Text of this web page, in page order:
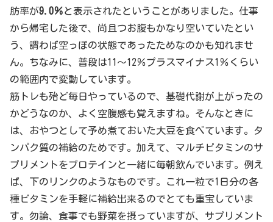
肪率が9.0％と表示されたということがありました。仕事
から帰宅した後で、尚且つお腹もかなり空いていたとい
う、謂わば空っぽの状態であったためなのかも知れませ
ん。ちなみに、普段は11〜12％プラスマイナス1％くらい
の範囲内で変動しています。
筋トレも殆ど毎日やっているので、基礎代謝が上がったの
かどうなのか、よく空腹感も覚えますね。そんなときに
は、おやつとして予め煮ておいた大豆を食べています。タ
ンパク質の補給のためです。加えて、マルチビタミンのサ
プリメントをプロテインと一緒に毎朝飲んでいます。例え
ば、下のリンクのようなものです。これ一粒で1日分の各
種ビタミンを手軽に補給出来るのでとても重宝していま
す。勿論、食事でも野菜を摂っていますが、サプリメント